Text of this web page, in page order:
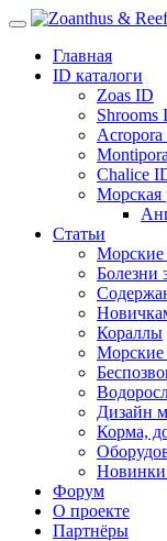
Главная
ID каталоги
Zoas ID
Shrooms
Acropora
Chalice
Морская
Статьи
Морские
Болезни
Кораллы
Дизайн
Корма,
Новинки
Форум
О проекте
Партнёры